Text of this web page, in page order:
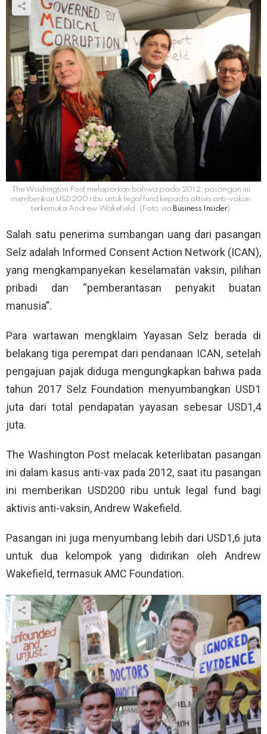
The Washington Post melaporkan bahwa pada 2012, pasangan ini
memberikan USD200 ribu untuk legal fund kepada aktivis anti-vaksin
terkemuka Andrew Wakefield. (Foto via Business Insider)
Salah satu penerima sumbangan uang dari pasangan
Selz adalah Informed Consent Action Network (ICAN),
yang mengkampanyekan keselamatan vaksin, pilihan
pribadi dan “pemberantasan penyakit buatan
manusia”.
Para wartawan mengklaim Yayasan Selz berada di
belakang tiga perempat dari pendanaan ICAN, setelah
pengajuan pajak diduga mengungkapkan bahwa pada
tahun 2017 Selz Foundation menyumbangkan USD1
juta dari total pendapatan yayasan sebesar USD1,4
juta.
The Washington Post melacak keterlibatan pasangan
ini dalam kasus anti-vax pada 2012, saat itu pasangan
ini memberikan USD200 ribu untuk legal fund bagi
aktivis anti-vaksin, Andrew Wakefield.
Pasangan ini juga menyumbang lebih dari USD1,6 juta
untuk dua kelompok yang didirikan oleh Andrew
Wakefield, termasuk AMC Foundation.